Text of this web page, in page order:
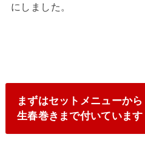
にしました。
まずはセットメニューから
生春巻きまで付いています